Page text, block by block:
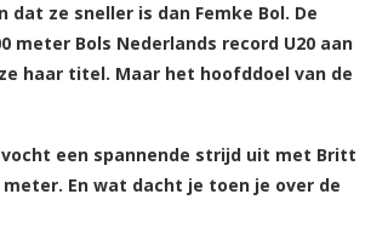
ze sneller is dan Femke Bol. De
meter Bols Nederlands record U20 aan
haar titel. Maar het hoofddoel van de
vocht een spannende strijd uit met Britt
En wat dacht je toen je over de